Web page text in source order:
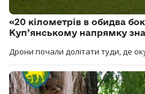
«20 кілометрів в обидва
Куп’янському напрямку
Дрони почали долітати туди, де